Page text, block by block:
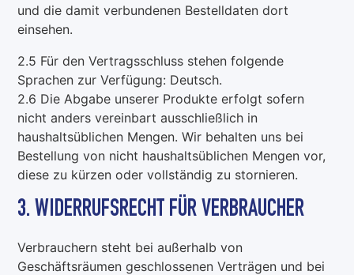
und die damit verbundenen Bestelldaten dort
einsehen.
2.5 Für den Vertragsschluss stehen folgende
Sprachen zur Verfügung: Deutsch.
2.6 Die Abgabe unserer Produkte erfolgt sofern
nicht anders vereinbart ausschließlich in
haushaltsüblichen Mengen. Wir behalten uns bei
Bestellung von nicht haushaltsüblichen Mengen vor,
diese zu kürzen oder vollständig zu stornieren.
3. WIDERRUFSRECHT FÜR VERBRAUCHER
Verbrauchern steht bei außerhalb von
Geschäftsräumen geschlossenen Verträgen und bei